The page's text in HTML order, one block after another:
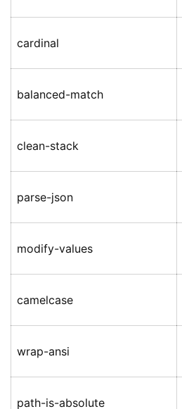
cardinal
balanced-match
clean-stack
parse-json
modify-values
camelcase
wrap-ansi
path-is-absolute